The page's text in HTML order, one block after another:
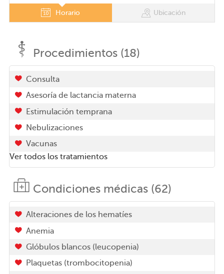
Horario Ubicación
Procedimientos (18)
Consulta
Asesoría de lactancia materna
Estimulación temprana
Nebulizaciones
Vacunas
Ver todos los tratamientos
Condiciones médicas (62)
Alteraciones de los hematíes
Anemia
Glóbulos blancos (leucopenia)
Plaquetas (trombocitopenia)